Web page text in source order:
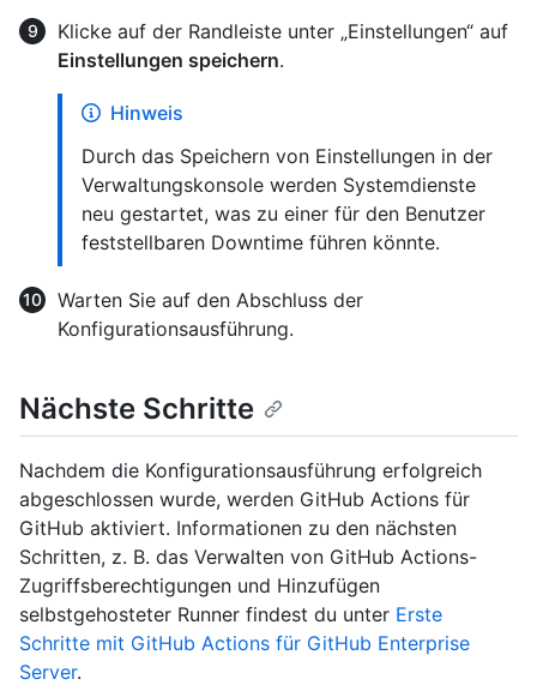
Klicke auf der Randleiste unter „Einstellungen“ auf
Einstellungen speichern.
Hinweis
Durch das Speichern von Einstellungen in der
Verwaltungskonsole werden Systemdienste
neu gestartet, was zu einer für den Benutzer
feststellbaren Downtime führen könnte.
Warten Sie auf den Abschluss der
Konfigurationsausführung.
Nächste Schritte
Nachdem die Konfigurationsausführung erfolgreich
abgeschlossen wurde, werden GitHub Actions für
GitHub aktiviert. Informationen zu den nächsten
Schritten, z. B. das Verwalten von GitHub Actions-
Zugriffsberechtigungen und Hinzufügen
selbstgehosteter Runner findest du unter Erste
Schritte mit GitHub Actions für GitHub Enterprise
Server.